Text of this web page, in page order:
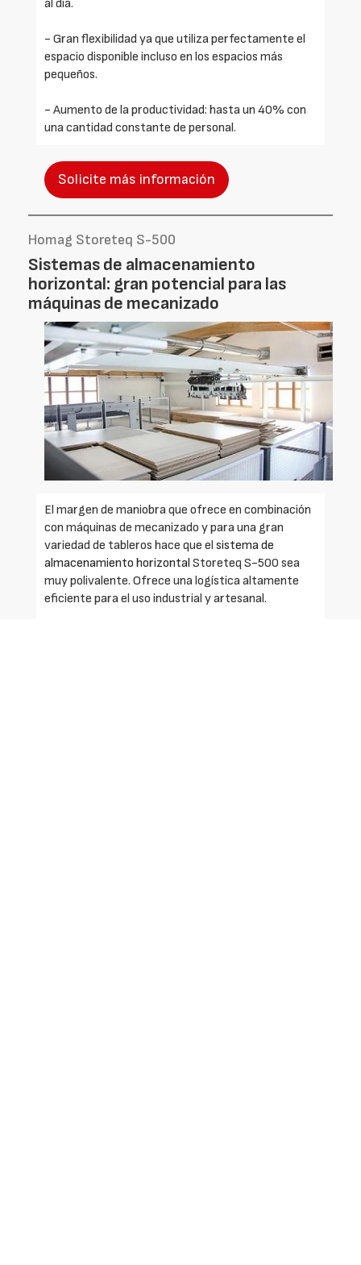
al día.
- Gran flexibilidad ya que utiliza perfectamente el
espacio disponible incluso en los espacios más
pequeños.
- Aumento de la productividad: hasta un 40% con
una cantidad constante de personal.
Solicite más información
Homag Storeteq S-500
Sistemas de almacenamiento
horizontal: gran potencial para las
máquinas de mecanizado
El margen de maniobra que ofrece en combinación
con máquinas de mecanizado y para una gran
variedad de tableros hace que el sistema de
almacenamiento horizontal Storeteq S-500 sea
muy polivalente. Ofrece una logística altamente
eficiente para el uso industrial y artesanal.